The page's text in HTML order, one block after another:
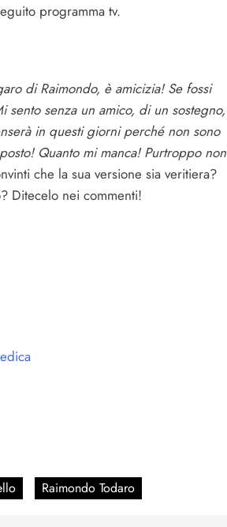
programma tv.
di Raimondo, è amicizia! Se fossi
senza un amico, di un sostegno,
in questi giorni perché non sono
Quanto mi manca! Purtroppo non
che la sua versione sia veritiera?
Ditecelo nei commenti!
Raimondo Todaro